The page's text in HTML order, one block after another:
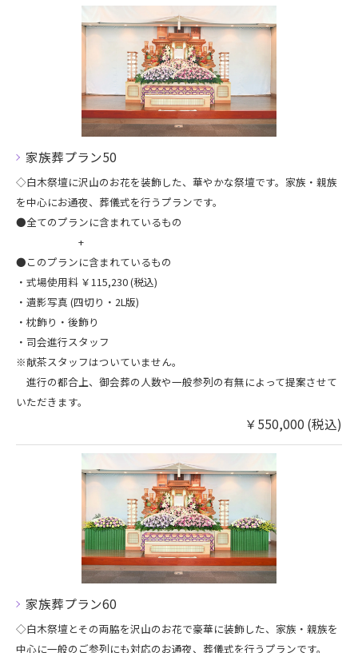
家族葬プラン50
◇白木祭壇に沢山のお花を装飾した、華やかな祭壇です。家族・親族
を中心にお通夜、葬儀式を行うプランです。
●全てのプランに含まれているもの
+
●​このプランに含まれているもの
・式場使用料 ￥115,230 (税込)
・遺影写真 (四切り・2L版)
・枕飾り・後飾り​
​・司会進行スタッフ
※献茶スタッフはついていません。
進行の都合上、御会葬の人数や一般参列の有無によって提案させて
いただきます。
￥550,000 (税込)
家族葬​プラン60
◇白木祭壇とその両脇を沢山のお花で豪華に装飾した、家族・親族を
中心に一般のご参列にも対応のお通夜、葬儀式を行うプランです。